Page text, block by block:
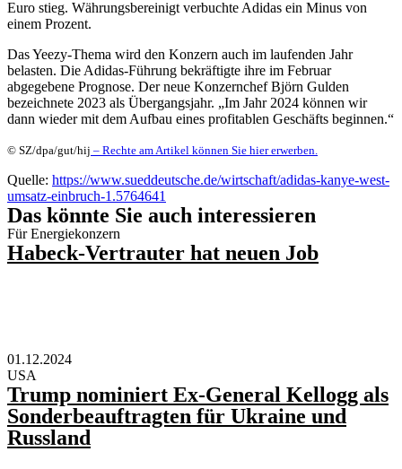
Euro stieg. Währungsbereinigt verbuchte Adidas ein Minus von
einem Prozent.
Das Yeezy-Thema wird den Konzern auch im laufenden Jahr
belasten. Die Adidas-Führung bekräftigte ihre im Februar
abgegebene Prognose. Der neue Konzernchef Björn Gulden
bezeichnete 2023 als Übergangsjahr. „Im Jahr 2024 können wir
dann wieder mit dem Aufbau eines profitablen Geschäfts beginnen.“
© SZ/dpa/gut/hij – Rechte am Artikel können Sie hier erwerben.
Quelle: https://www.sueddeutsche.de/wirtschaft/adidas-kanye-west-
umsatz-einbruch-1.5764641
Das könnte Sie auch interessieren
Für Energiekonzern
Habeck-Vertrauter hat neuen Job
01.12.2024
USA
Trump nominiert Ex-General Kellogg als
Sonderbeauftragten für Ukraine und
Russland